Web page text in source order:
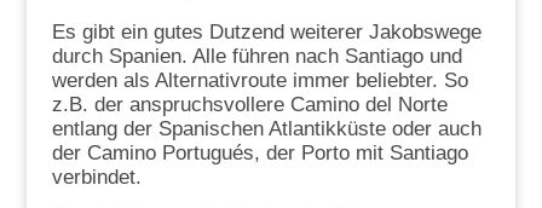
Es gibt ein gutes Dutzend weiterer Jakobswege
durch Spanien. Alle führen nach Santiago und
werden als Alternativroute immer beliebter. So
z.B. der anspruchsvollere Camino del Norte
entlang der Spanischen Atlantikküste oder auch
der Camino Portugués, der Porto mit Santiago
verbindet.